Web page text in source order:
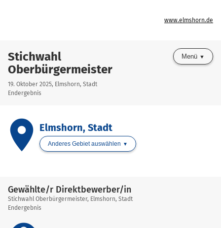
www.elmshorn.de
Stichwahl
Oberbürgermeister
19. Oktober 2025, Elmshorn, Stadt
Endergebnis
Menü
placeElmshorn, Stadt
Anderes Gebiet auswählen
Gewählte/r Direktbewerber/in
Stichwahl Oberbürgermeister, Elmshorn, Stadt
Endergebnis